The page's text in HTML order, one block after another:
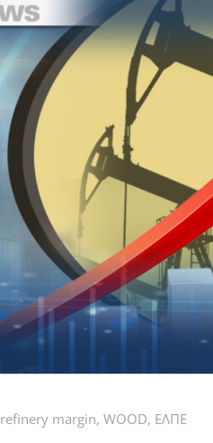
refinery margin, WOOD, ΕΛΠΕ